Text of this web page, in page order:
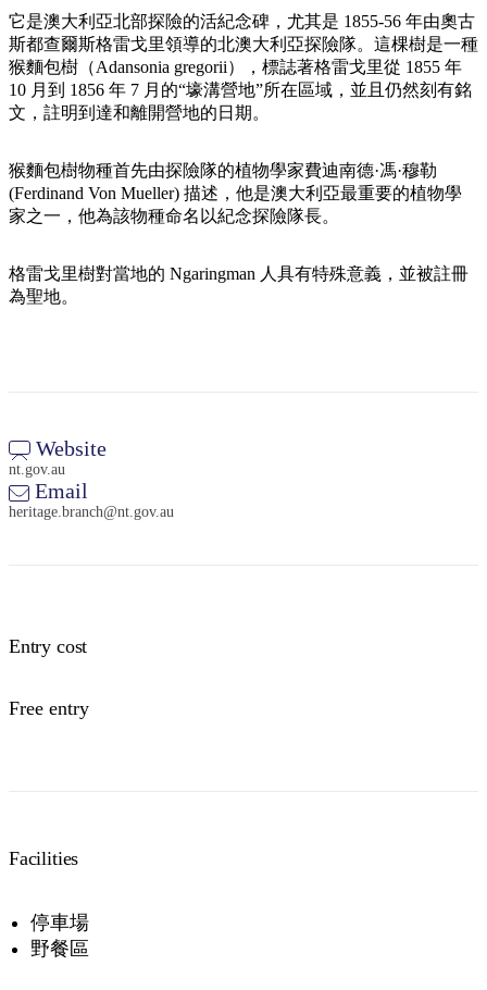
按
地
區
索
規
劃
您
的
行
規
劃
工
具
Sign
它是澳大利亞北部探險的活紀念碑，尤其是 1855-56 年由奧古
斯都查爾斯格雷戈里領導的北澳大利亞探險隊。這棵樹是一種
猴麵包樹（Adansonia gregorii），標誌著格雷戈里從 1855 年
10 月到 1856 年 7 月的“壕溝營地”所在區域，並且仍然刻有銘
文，註明到達和離開營地的日期。
猴麵包樹物種首先由探險隊的植物學家費迪南德·馮·穆勒
(Ferdinand Von Mueller) 描述，他是澳大利亞最重要的植物學
家之一，他為該物種命名以紀念探險隊長。
格雷戈里樹對當地的 Ngaringman 人具有特殊意義，並被註冊
為聖地。
Website
nt.gov.au
Email
heritage.branch@nt.gov.au
Entry cost
Free entry
Facilities
停車場
野餐區